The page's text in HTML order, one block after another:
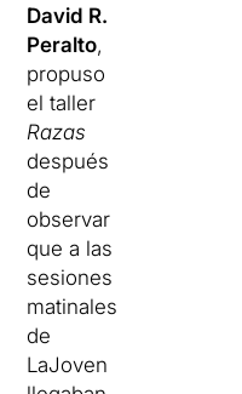
David R.
Peralto,
propuso
el taller
Razas
después
de
observar
que a las
sesiones
matinales
de
LaJoven